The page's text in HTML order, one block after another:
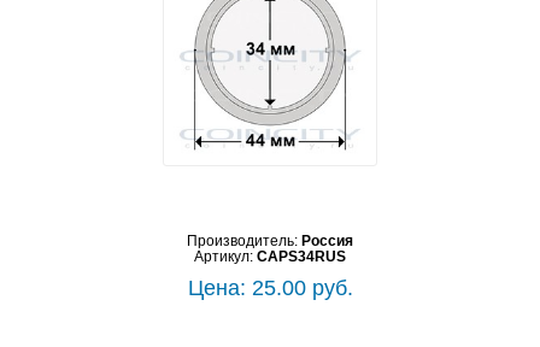
Производитель: Россия
Артикул: CAPS34RUS
Цена: 25.00 руб.